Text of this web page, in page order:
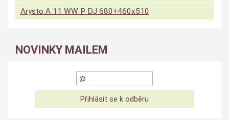
Arysto A 11 WW P DJ 680+460x510
NOVINKY MAILEM